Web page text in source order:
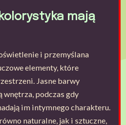
mają
i przemyślana
elementy, które
Jasne barwy
podczas gdy
im intymnego charakteru.
naturalne, jak i sztuczne,